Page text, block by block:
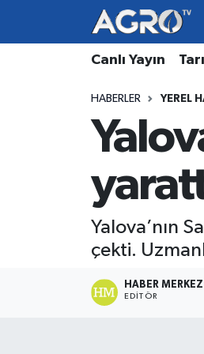
Canlı Yayın
HABERLER YEREL
Yalova’nın
çekti.
HABER MERKEZI
EDITÖR
Hava Durumu
Trafik Durumu
Süper Lig Puan Durumu
Tüm Manşetler
Son Dakika Haberleri
Haber Arşivi